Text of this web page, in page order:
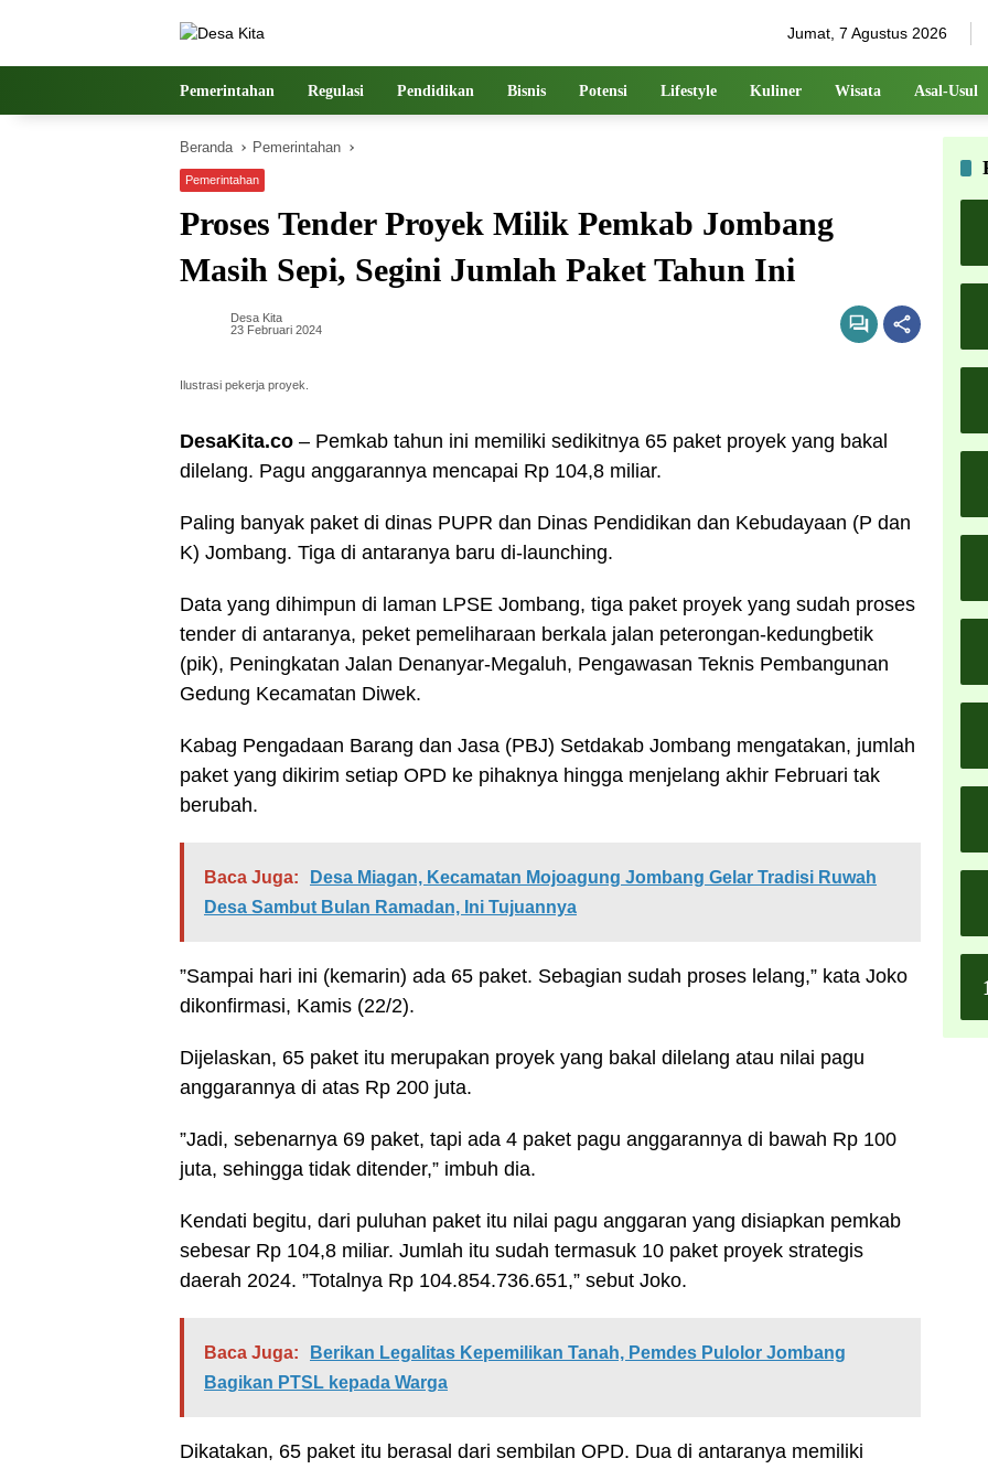
Jumat, 7 Agustus 2026
Pemerintahan Regulasi Pendidikan Bisnis Potensi Lifestyle Kuliner Wisata Asal-Usul
Beranda Pemerintahan
Pemerintahan
Proses Tender Proyek Milik Pemkab Jombang
Masih Sepi, Segini Jumlah Paket Tahun Ini
Desa Kita
23 Februari 2024
Ilustrasi pekerja proyek.
DesaKita.co – Pemkab tahun ini memiliki sedikitnya 65 paket proyek yang bakal
dilelang. Pagu anggarannya mencapai Rp 104,8 miliar.
Paling banyak paket di dinas PUPR dan Dinas Pendidikan dan Kebudayaan (P dan
K) Jombang. Tiga di antaranya baru di-launching.
Data yang dihimpun di laman LPSE Jombang, tiga paket proyek yang sudah proses
tender di antaranya, peket pemeliharaan berkala jalan peterongan-kedungbetik
(pik), Peningkatan Jalan Denanyar-Megaluh, Pengawasan Teknis Pembangunan
Gedung Kecamatan Diwek.
Kabag Pengadaan Barang dan Jasa (PBJ) Setdakab Jombang mengatakan, jumlah
paket yang dikirim setiap OPD ke pihaknya hingga menjelang akhir Februari tak
berubah.
Baca Juga:
Desa Miagan, Kecamatan Mojoagung Jombang Gelar Tradisi Ruwah
Desa Sambut Bulan Ramadan, Ini Tujuannya
”Sampai hari ini (kemarin) ada 65 paket. Sebagian sudah proses lelang,” kata Joko
dikonfirmasi, Kamis (22/2).
Dijelaskan, 65 paket itu merupakan proyek yang bakal dilelang atau nilai pagu
anggarannya di atas Rp 200 juta.
”Jadi, sebenarnya 69 paket, tapi ada 4 paket pagu anggarannya di bawah Rp 100
juta, sehingga tidak ditender,” imbuh dia.
Kendati begitu, dari puluhan paket itu nilai pagu anggaran yang disiapkan pemkab
sebesar Rp 104,8 miliar. Jumlah itu sudah termasuk 10 paket proyek strategis
daerah 2024. ”Totalnya Rp 104.854.736.651,” sebut Joko.
Baca Juga:
Berikan Legalitas Kepemilikan Tanah, Pemdes Pulolor Jombang
Bagikan PTSL kepada Warga
Dikatakan, 65 paket itu berasal dari sembilan OPD. Dua di antaranya memiliki